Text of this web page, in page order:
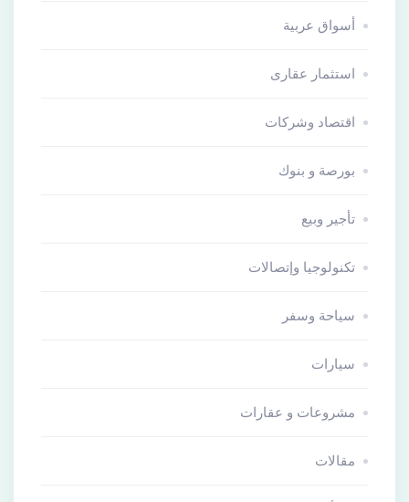
أسواق عربية
استثمار عقارى
اقتصاد وشركات
بورصة و بنوك
تأجير وبيع
تكنولوجيا وإتصالات
سياحة وسفر
سيارات
مشروعات و عقارات
مقالات